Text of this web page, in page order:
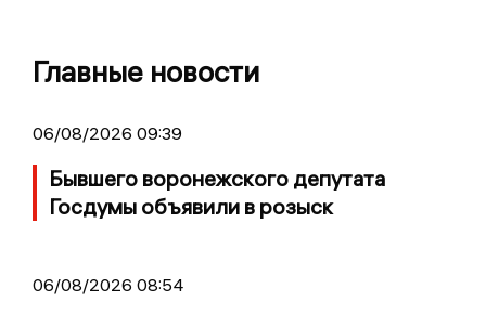
Главные новости
06/08/2026 09:39
Бывшего воронежского депутата
Госдумы объявили в розыск
06/08/2026 08:54